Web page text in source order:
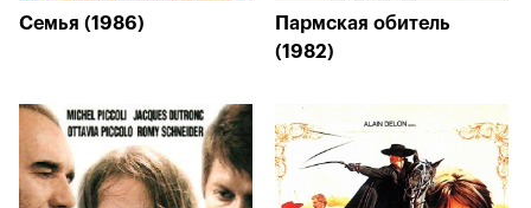
Семья (1986)
Пармская обитель
(1982)